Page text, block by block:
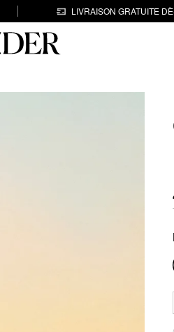
LIVRAISON GRATUITE